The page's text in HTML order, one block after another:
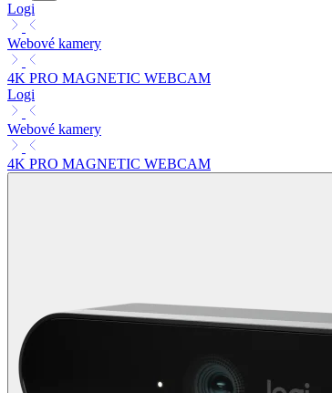
Logi
Webové kamery
4K PRO MAGNETIC WEBCAM
Logi
Webové kamery
4K PRO MAGNETIC WEBCAM